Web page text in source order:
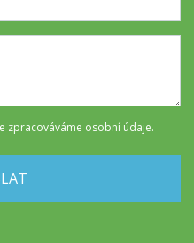
zpracováváme osobní údaje.